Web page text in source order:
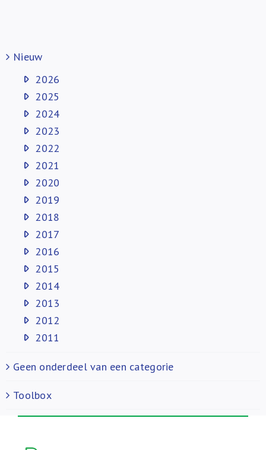
Nieuw
2026
2025
2024
2023
2022
2021
2020
2019
2018
2017
2016
2015
2014
2013
2012
2011
Geen onderdeel van een categorie
Toolbox